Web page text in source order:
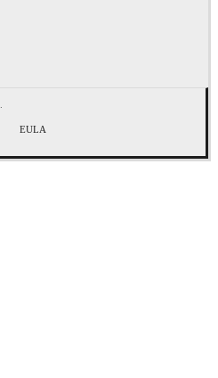
EULA